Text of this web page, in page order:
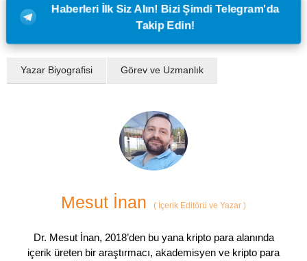
Haberleri İlk Siz Alın! Bizi Şimdi Telegram'da
Takip Edin!
Yazar Biyografisi Görev ve Uzmanlık
Mesut İnan ( İçerik Editörü ve Yazar )
Dr. Mesut İnan, 2018’den bu yana kripto para alanında
içerik üreten bir araştırmacı, akademisyen ve kripto para